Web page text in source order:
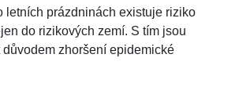
letních prázdninách existuje riziko
do rizikových zemí. S tím jsou
zhoršení epidemické